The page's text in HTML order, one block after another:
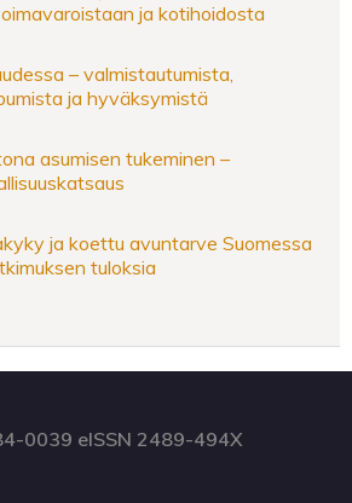
ja kotihoidosta
– valmistautumista,
ja hyväksymistä
asumisen tukeminen –
ja koettu avuntarve Suomessa
tuloksia
0039 eISSN 2489-494X